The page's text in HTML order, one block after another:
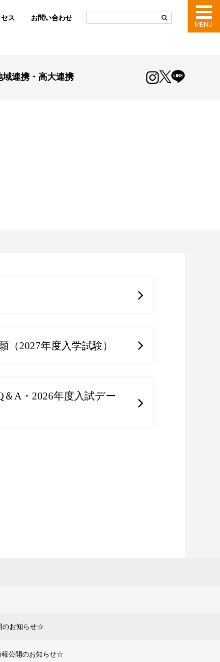
ス お問い合わせ
MENU
域連携・高大連携 instagram
twitterLINE
2027年度入学試験）
＆A・2026年度入試デー
のお知らせ☆
報公開のお知らせ☆